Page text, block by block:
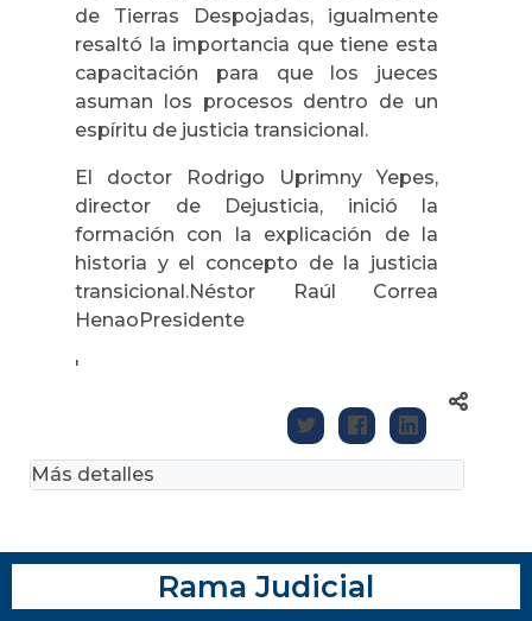
de Tierras Despojadas, igualmente
resaltó la importancia que tiene esta
capacitación para que los jueces
asuman los procesos dentro de un
espíritu de justicia transicional.
El doctor Rodrigo Uprimny Yepes,
director de Dejusticia, inició la
formación con la explicación de la
historia y el concepto de la justicia
transicional.Néstor Raúl Correa
HenaoPresidente
'
Más detalles
Rama Judicial